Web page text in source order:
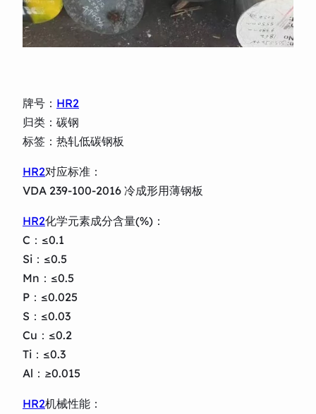
牌号： HR2
归类：碳钢
标签：热轧低碳钢板
HR2对应标准：
VDA 239-100-2016 冷成形用薄钢板
HR2化学元素成分含量(%)：
C：≤0.1
Si：≤0.5
Mn：≤0.5
P：≤0.025
S：≤0.03
Cu：≤0.2
Ti：≤0.3
Al：≥0.015
HR2机械性能：